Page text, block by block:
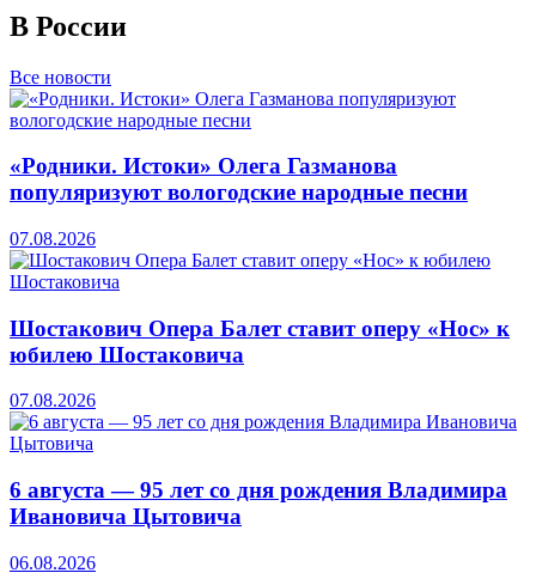
В России
Все новости
«Родники. Истоки» Олега Газманова
популяризуют вологодские народные песни
07.08.2026
Шостакович Опера Балет ставит оперу «Нос» к
юбилею Шостаковича
07.08.2026
6 августа — 95 лет со дня рождения Владимира
Ивановича Цытовича
06.08.2026